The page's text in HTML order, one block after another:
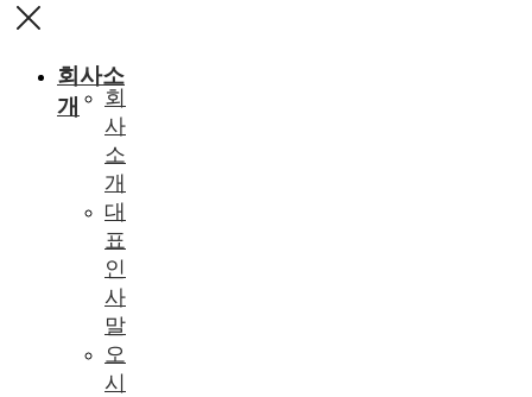
회사소
개
회
사
소
개
대
표
인
사
말
오
시